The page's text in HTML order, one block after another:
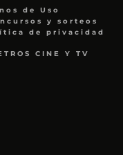
de Uso
y sorteos
de privacidad
CINE Y TV